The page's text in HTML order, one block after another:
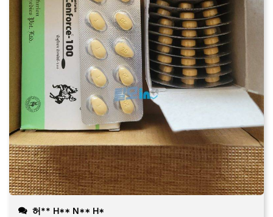
허** H** N** H*